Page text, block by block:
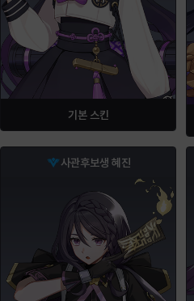
기본 스킨
사관후보생 혜진